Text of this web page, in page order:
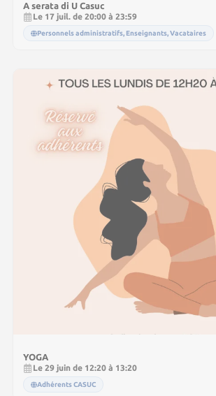
A serata di U Casuc
Le 17 juil. de 20:00 à 23:59
Personnels administratifs, Enseignants, Vacataires
YOGA
Le 29 juin de 12:20 à 13:20
Adhérents CASUC